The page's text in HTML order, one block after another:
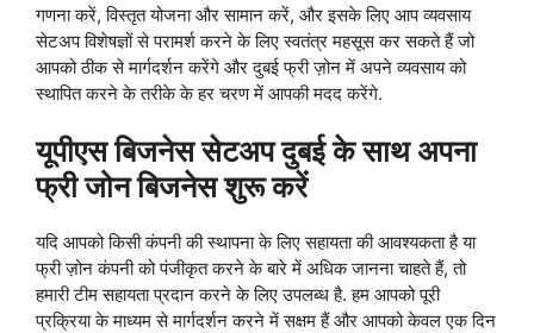
गणना करें, विस्तृत योजना और सामान करें, और इसके लिए आप व्यवसाय
सेटअप विशेषज्ञों से परामर्श करने के लिए स्वतंत्र महसूस कर सकते हैं जो
आपको ठीक से मार्गदर्शन करेंगे और दुबई फ्री ज़ोन में अपने व्यवसाय को
स्थापित करने के तरीके के हर चरण में आपकी मदद करेंगे.
यूपीएस बिजनेस सेटअप दुबई के साथ अपना
फ्री जोन बिजनेस शुरू करें
यदि आपको किसी कंपनी की स्थापना के लिए सहायता की आवश्यकता है या
फ्री ज़ोन कंपनी को पंजीकृत करने के बारे में अधिक जानना चाहते हैं, तो
हमारी टीम सहायता प्रदान करने के लिए उपलब्ध है. हम आपको पूरी
प्रक्रिया के माध्यम से मार्गदर्शन करने में सक्षम हैं और आपको केवल एक दिन